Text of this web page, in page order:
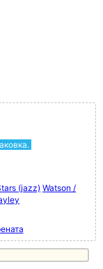
(jazz) Watson /